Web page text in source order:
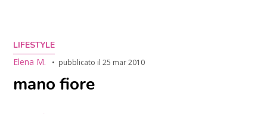
LIFESTYLE
Elena M.
pubblicato il25 mar 2010
mano fiore